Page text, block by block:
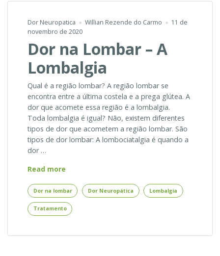
Dor Neuropatica Willian Rezende do Carmo
11 de
novembro de 2020
Dor na Lombar – A
Lombalgia
Qual é a região lombar? A região lombar se
encontra entre a última costela e a prega glútea. A
dor que acomete essa região é a lombalgia.
Toda lombalgia é igual? Não, existem diferentes
tipos de dor que acometem a região lombar. São
tipos de dor lombar: A lombociatalgia é quando a
dor …
Read more
Lombar
–
A
Dor na lombar Dor Neuropática Lombalgia
Tratamento